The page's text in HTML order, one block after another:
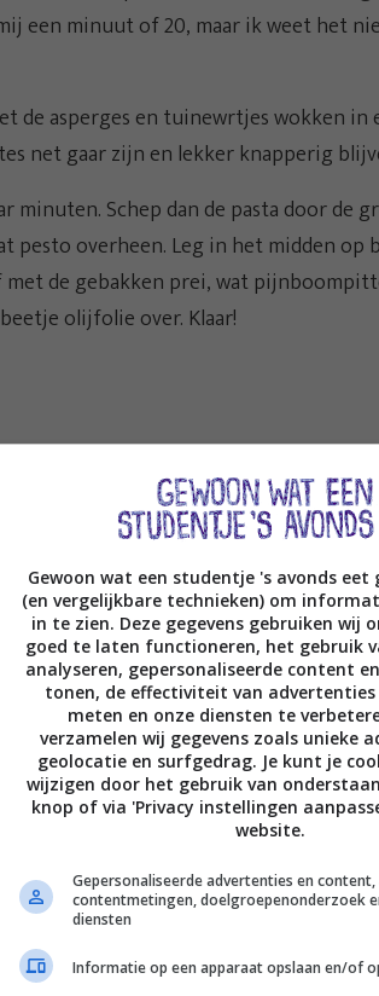
een minuut of 20, maar ik weet het
de asperges en tuinewrtjes wokken in
net gaar zijn en lekker knapperig
minuten. Schep dan de pasta door de
pesto overheen. Leg in het midden op
de gebakken prei, wat
olijfolie over. Klaar!
waardig-lekker, al zeg ik het
de pesto was verrukkelijk, de
awesome. Echt: een totaal
hier blij van wordt <3.
is net uit! Check hethier!
hoogte van nieuwe recepten via
VOLGENDE
Gewoon wat een studentje 's avonds eet
(en vergelijkbare technieken) om
in te zien. Deze gegevens gebruiken wij
goed te laten functioneren, het gebruik
analyseren, gepersonaliseerde content
tonen, de effectiviteit van
meten en onze diensten te
verzamelen wij gegevens zoals unieke
geolocatie en surfgedrag. Je kunt je
wijzigen door het gebruik van
knop of via 'Privacy instellingen
website.
Gepersonaliseerde advertenties en
contentmetingen, doelgroepenonderzoek
diensten
Informatie op een apparaat opslaan en/of